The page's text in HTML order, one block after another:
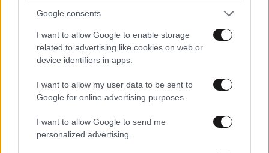
Google consents
I want to allow Google to enable storage
related to advertising like cookies on web or
device identifiers in apps.
I want to allow my user data to be sent to
Google for online advertising purposes.
I want to allow Google to send me
personalized advertising.